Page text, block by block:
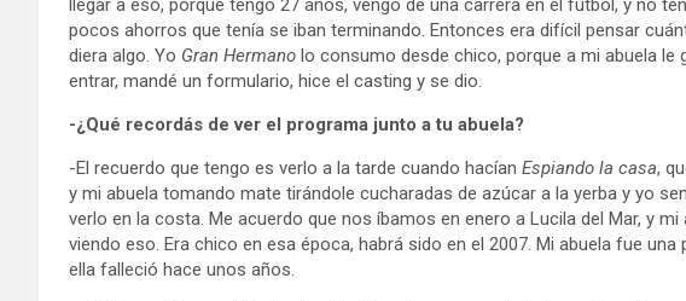
llegar a eso, porque tengo 27 años, vengo de una carrera en el fútbol, y no
pocos ahorros que tenía se iban terminando. Entonces era difícil pensar
diera algo. Yo Gran Hermano lo consumo desde chico, porque a mi abuela le
entrar, mandé un formulario, hice el casting y se dio.
-¿Qué recordás de ver el programa junto a tu abuela?
-El recuerdo que tengo es verlo a la tarde cuando hacían Espiando la casa,
y mi abuela tomando mate tirándole cucharadas de azúcar a la yerba y yo
verlo en la costa. Me acuerdo que nos íbamos en enero a Lucila del Mar, y
viendo eso. Era chico en esa época, habrá sido en el 2007. Mi abuela fue
ella falleció hace unos años.